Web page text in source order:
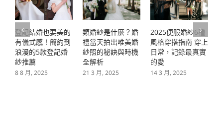
類婚紗是什麼？婚
禮當天拍出唯美婚
紗照的秘訣與時機
全解析
21 3 月, 2025
2025便服婚紗6種
風格穿搭指南 穿上
日常，記錄最真實
的愛
14 3 月, 2025
2025新郎髮型推薦
指南 7款打造專屬
你的個性造型｜冉
冉學堂
27 2 月, 2025